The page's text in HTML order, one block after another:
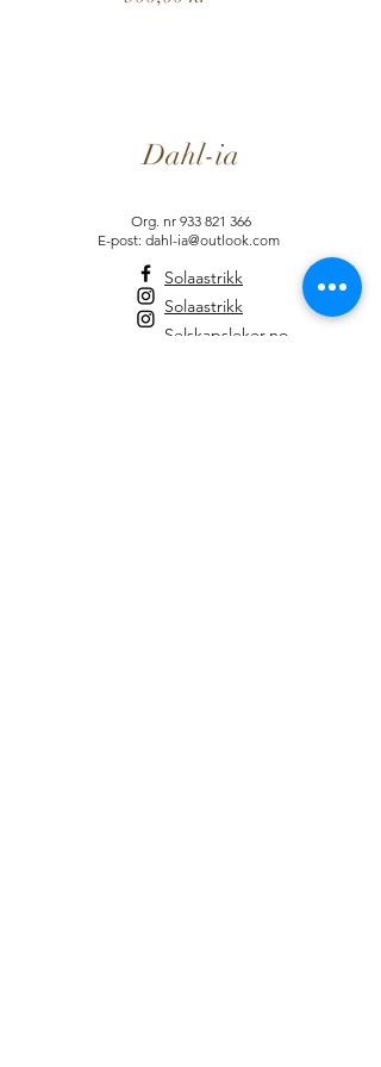
Dahl-ia
Org. nr 933 821 366
E-post: dahl-ia@outlook.com
Solaastrikk
Solaastrikk
Selskapsleker.no